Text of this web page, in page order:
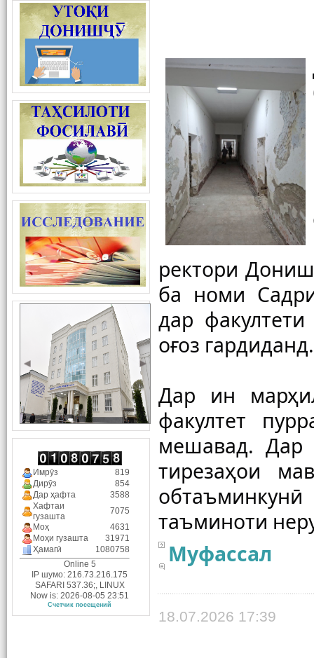
Имрӯз
819
Дирӯз
854
Дар ҳафта
3588
Хафтаи
гузашта
7075
Моҳ
4631
Моҳи гузашта
31971
Ҳамагӣ
1080758
Online 5
IP шумо: 216.73.216.175
SAFARI 537.36;, LINUX
Now is: 2026-08-05 23:51
Счетчик посещений
ректори
ба номи
дар
оғоз гардиданд.
Дар ин
факултет
мешавад. Дар
тирезаҳои
Муфассал
18.07.2026 17:39